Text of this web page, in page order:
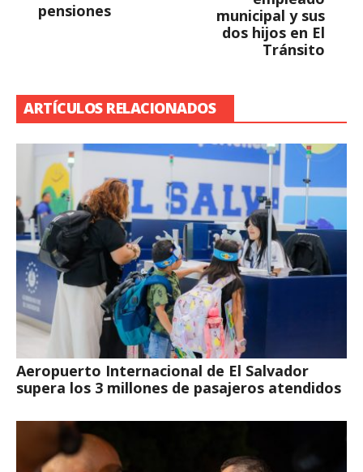
pensiones
municipal y sus
dos hijos en El
Tránsito
ARTÍCULOS RELACIONADOS
Aeropuerto Internacional de El Salvador
supera los 3 millones de pasajeros atendidos